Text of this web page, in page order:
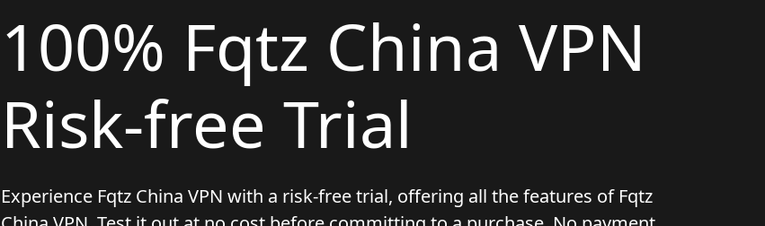
100% Fqtz China VPN
Risk-free Trial
Experience Fqtz China VPN with a risk-free trial, offering all the features of Fqtz